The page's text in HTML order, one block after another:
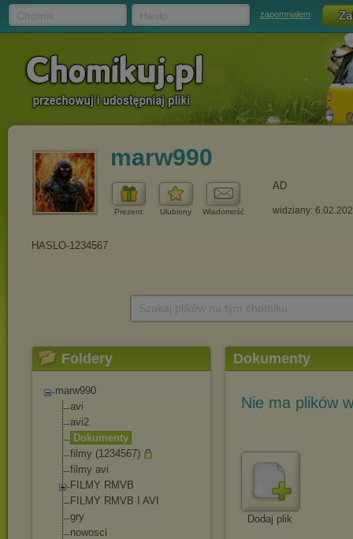
zapomniałem
marw990
Prezent Ulubiony Wiadomość
AD
widziany:
Foldery
marw990
avi
avi2
Dokumenty
filmy (1234567)
filmy avi
FILMY RMVB
FILMY RMVB I AVI
gry
nowosci
Dokumenty
Nie ma plików
Dodaj plik